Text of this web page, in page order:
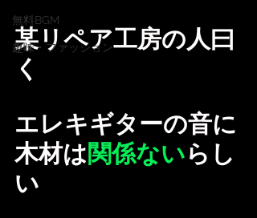
無料BGM
趣味・ファッション
某リペア工房の人曰
く
エレキギターの音に
木材は関係ないらし
い